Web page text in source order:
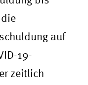
die
auf
19-
zeitlich